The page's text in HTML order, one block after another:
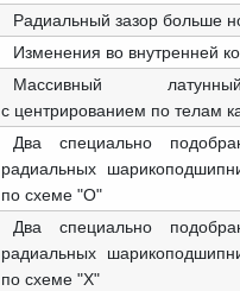
Радиальный зазор больше
Изменения во внутренней
Массивный
с центрированием по телам
Два специально
радиальных
по схеме "О"
Два специально
радиальных
по схеме "X"